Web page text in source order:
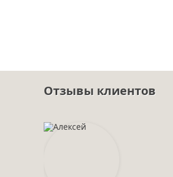
Отзывы клиентов